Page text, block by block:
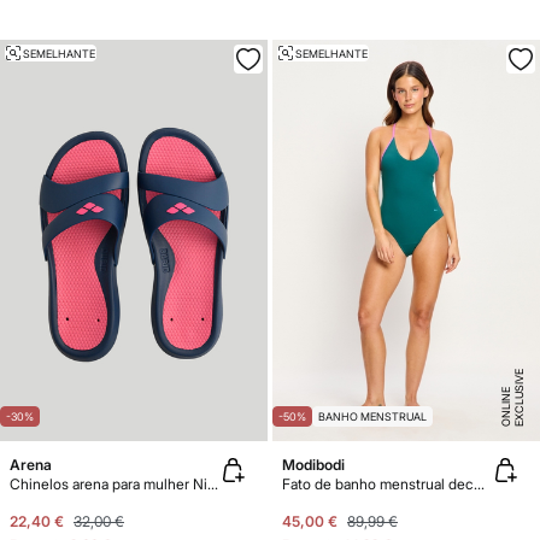
-30%
SEMELHANTE
Arena
Chinelos arena para mulher Nina
22,40 € 32,00 €
-50% BANHO MENSTRUAL E
X
C
L
U
SI
V
E
O
N
LI
N
E
SEMELHANTE
Modibodi
Fato de banho menstrual decote pronunciado Green
45,00 € 89,99 €